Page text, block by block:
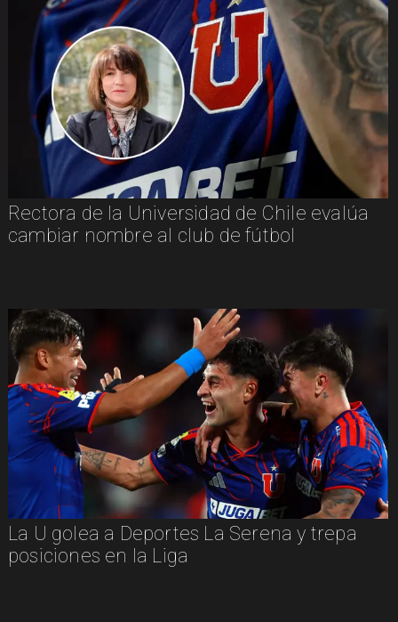
Rectora de la Universidad de Chile evalúa
cambiar nombre al club de fútbol
La U golea a Deportes La Serena y trepa
posiciones en la Liga